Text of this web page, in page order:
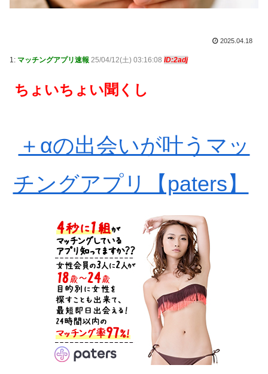
2025.04.18
1: マッチングアプリ速報 25/04/12(土) 03:16:08 ID:2adj
ちょいちょい聞くし
＋αの出会いが叶うマッ
チングアプリ【paters】